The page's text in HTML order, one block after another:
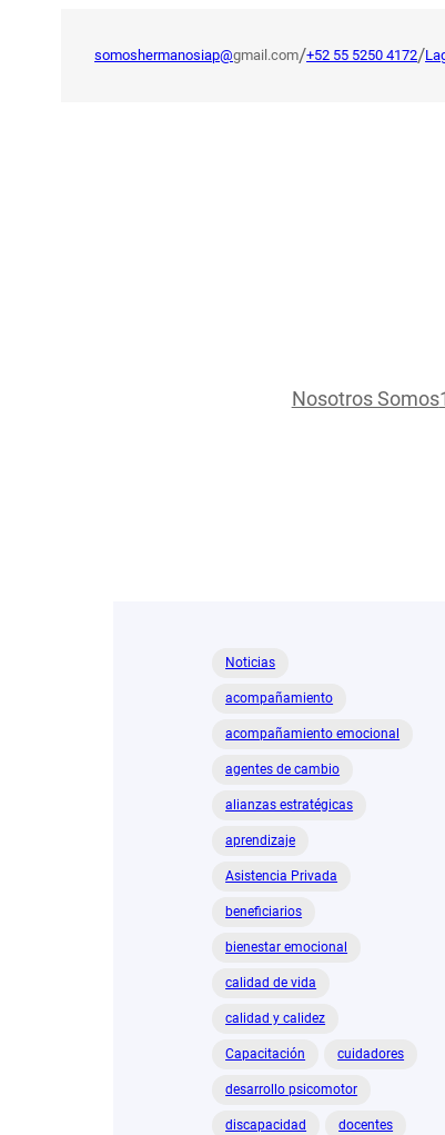
somoshermanosiap@gmail.com/+52 55 5250 4172/
Nosotros Somos
Noticias
acompañamiento
acompañamiento emocional
agentes de cambio
alianzas estratégicas
aprendizaje
Asistencia Privada
beneficiarios
bienestar emocional
calidad de vida
calidad y calidez
Capacitación cuidadores
desarrollo psicomotor
discapacidad docentes